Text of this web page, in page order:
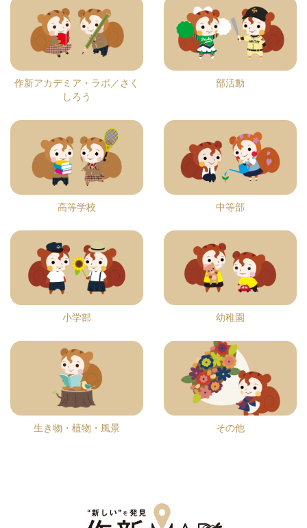
作新アカデミア・ラボ／さく
しろう
部活動
高等学校 中等部
小学部 幼稚園
生き物・植物・風景 その他